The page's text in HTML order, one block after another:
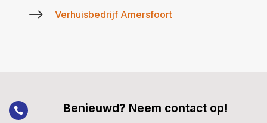
$ Verhuisbedrijf Amersfoort
 Benieuwd? Neem contact op!